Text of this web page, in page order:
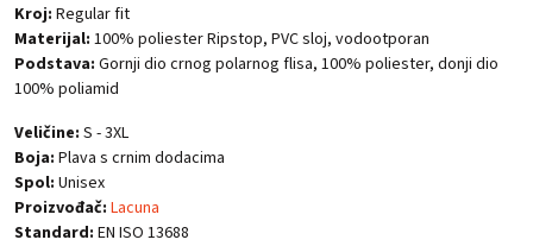
Kroj: Regular fit
Materijal: 100% poliester Ripstop, PVC sloj, vodootporan
Podstava: Gornji dio crnog polarnog flisa, 100% poliester, donji dio
100% poliamid
Veličine: S - 3XL
Boja: Plava s crnim dodacima
Spol: Unisex
Proizvođač: Lacuna
Standard: EN ISO 13688